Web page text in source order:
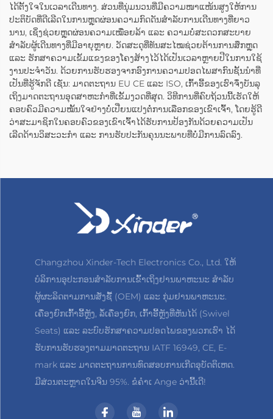
ໄດ້ຕັ້ງໃຈໃນເວລາເດີນທາງ. ສ່ວນທີ່ນຸ່ມນວນທີ່ມີຄວາມໜາແໜ້ນສູງໃຫ້ການ
ປະຕິບັດທີ່ດີເລີດໃນການຫຼຸດຜ່ອນຄວາມກົດດັນສຳລັບການເດີນທາງທີ່ຍາວ
ນານ, ເຊິ່ງຊ່ວຍຫຼຸດຜ່ອນຄວາມເໝື່ອຍລ້າ ແລະ ຄວາມບໍ່ສະດວກສະບາຍ
ສຳລັບຜູ້ເດີນທາງທີ່ມີອາຍຸຫຼາຍ. ວັດສະດຸທີ່ທັນສະໄໝຊ່ວຍຕ້ານການສຶກຫຼຸດ
ແລະ ຮັກສາຄວາມເຂັ້ມແຂງຂອງໂຄງສ້າງໄວ້ໄດ້ເປັນເວລາຫຼາຍປີໃນການໃຊ້
ງານປະຈຳວັນ. ດ້ວຍການຮັບຮອງຈາກອົງການຄວາມປອດໄພສາກົນຊັ້ນນຳທີ່
ເປັນທີ່ຮູ້ຈັກດີ ເຊັ່ນ: ມາດຕະຖານ EU CE ແລະ ISO, ເກົ້າອີ້ຂອງເຮົາຈຶ່ງບັນລຸ
ເຖິງມາດຕະຖານອຸດສາຫະກຳທີ່ເຂັ້ມງວດທີ່ສຸດ. ວິທີການທີ່ຄົບຖ້ວນນີ້ເຮັດໃຫ້
ຄອບຄົວມີຄວາມໝັ້ນໃຈຢ່າງບໍ່ເປີ່ຍນແປງຕໍ່ການເລືອກຂອງເຂົາເຈົ້າ, ໂດຍຮູ້ດີ
ວ່າສະມາຊິກໃນຄອບຄົວຂອງເຂົາເຈົ້າໄດ້ຮັບການປ້ອງກັນດ້ວຍຄວາມເປັນ
ເລີດດ້ານວິສະວະກຳ ແລະ ການຮັບປະກັນຄຸນນະພາບທີ່ບໍ່ມີການລົດລົງ.
Changzhou Xinder-Tech Electronics Co., Ltd. ໃຫ້
ບໍລິການອຸປະກອນສຳລັບການເຂົ້າເຖິງຢານພາຫະນະ ສຳລັບ
ຜູ້ຜະລິດຕາມການສັ່ງຊື້ (OEM) ແລະ ກຸ່ມຢານພາຫະນະ.
ເຄື່ອງຍົກເກົ້າອີ້ຫຼັງ, ລໍ້ເຄື່ອງຍົກ, ເກົ້າອີ້ຫຼັງທີ່ຫັນໄດ້ (Swivel
Seats) ແລະ ລະບົບຮັກສາຄວາມປອດໄພຂອງພວກເຮົາ ໄດ້
ຮັບການຮັບຮອງຕາມມາດຕະຖານ IATF 16949, CE, E-
mark ແລະ ມາດຕະຖານການທົດສອບການເກີດອຸບັດຕິເຫດ.
ມີສ່ວນຕະຫຼາດໃນຈີນ 95%. ຂໍຄຳເ Ange ວ່ານີ້ເດີ!